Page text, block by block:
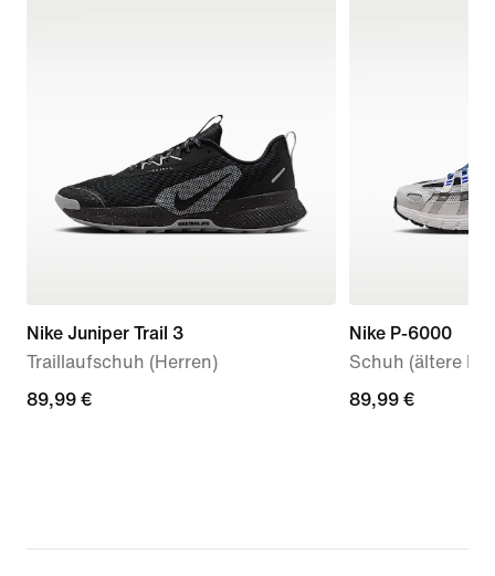
Nike Juniper Trail 3
Traillaufschuh (Herren)
89,99 €
89,99 €
Nike P-6000
Schuh (ältere
89,99 €
89,99 €